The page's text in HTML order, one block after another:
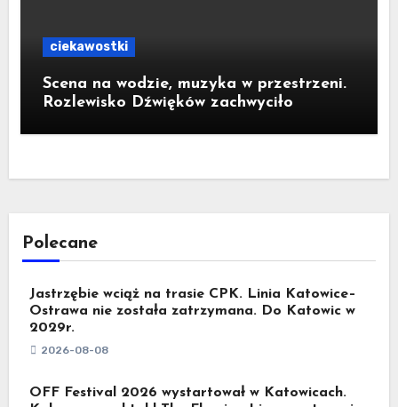
ciekawostki
Scena na wodzie, muzyka w przestrzeni.
Rozlewisko Dźwięków zachwyciło
Polecane
Jastrzębie wciąż na trasie CPK. Linia Katowice–
Ostrawa nie została zatrzymana. Do Katowic w
2029r.
2026-08-08
OFF Festival 2026 wystartował w Katowicach.